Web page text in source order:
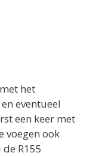
het
eventueel
een keer met
voegen ook
R155